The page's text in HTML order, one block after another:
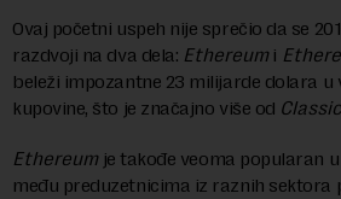
Ovaj početni uspeh nije sprečio da se
razdvoji na dva dela: Ethereumi
beleži impozantne 23 milijarde dolara u
kupovine, što je značajno više od Classic
Ethereum je takođe veoma popularan
među preduzetnicima iz raznih sektora